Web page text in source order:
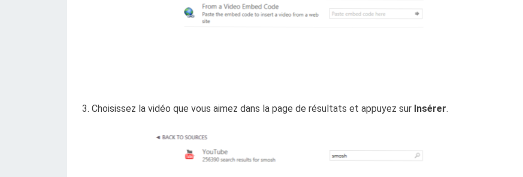
3. Choisissez la vidéo que vous aimez dans la page de résultats et appuyez sur Insérer.